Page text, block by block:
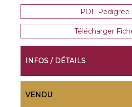
PDF Pedigree
Télécharger
INFOS / DÉTAILS
VENDU